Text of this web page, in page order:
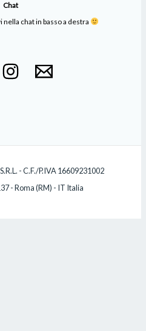
Chat
chat in basso a destra
- C.F./P.IVA 16609231002
- Roma (RM) - IT Italia